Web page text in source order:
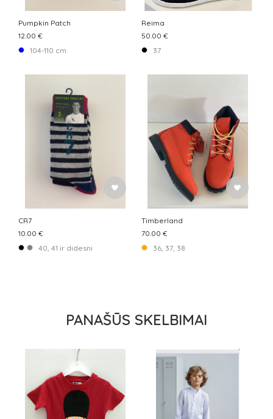
Pumpkin Patch
12.00 €
104-110 cm
Reima
50.00 €
37
CR7
10.00 €
40, 41 ir didesni
Timberland
70.00 €
36, 37, 38
PANAŠŪS SKELBIMAI